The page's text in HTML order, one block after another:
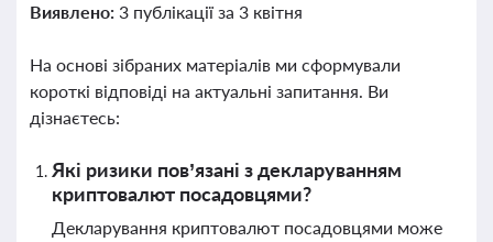
Виявлено: 3 публікації за 3 квітня
На основі зібраних матеріалів ми сформували
короткі відповіді на актуальні запитання. Ви
дізнаєтесь:
Які ризики пов’язані з декларуванням
криптовалют посадовцями?
Декларування криптовалют посадовцями може